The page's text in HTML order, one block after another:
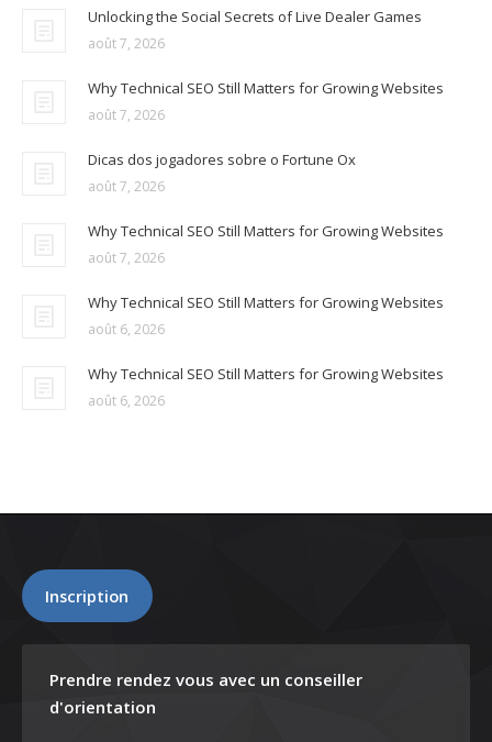
Unlocking the Social Secrets of Live Dealer Games
août 7, 2026
Why Technical SEO Still Matters for Growing Websites
août 7, 2026
Dicas dos jogadores sobre o Fortune Ox
août 7, 2026
Why Technical SEO Still Matters for Growing Websites
août 7, 2026
Why Technical SEO Still Matters for Growing Websites
août 6, 2026
Why Technical SEO Still Matters for Growing Websites
août 6, 2026
Inscription
Prendre rendez vous avec un conseiller
d'orientation